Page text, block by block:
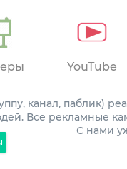
YouTube
канал, паблик)
Все рекламные
С нами